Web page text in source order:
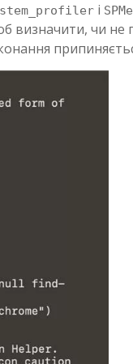
і
визначити, чи не